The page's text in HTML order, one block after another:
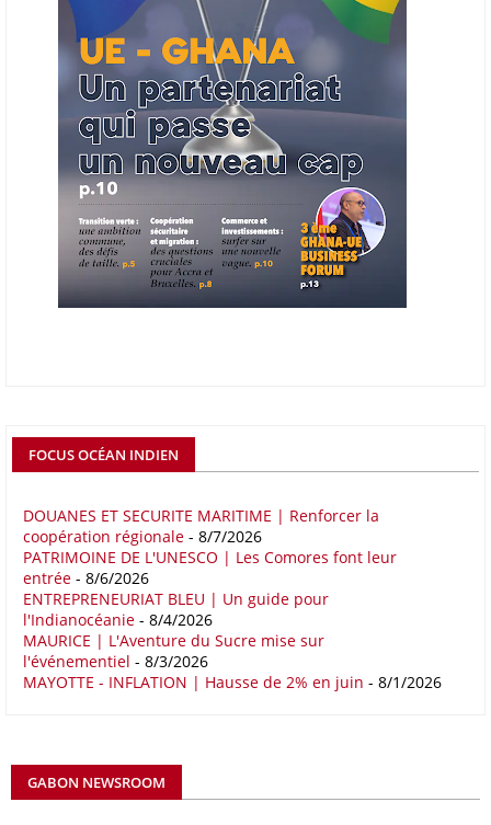
06/06/26 AFRICA FINANCE CORPORATION
Cette semaine, Africa Finance Corporation (AFC) a annoncé avoir
bouclé un prêt syndiqué de 2 milliards de dollars, la plus importante
levée de son histoire. Initialement calibrée à 1,6 milliard, l'opération a
été relevée de 400 millions face à l'afflux des souscriptions de
banques internationales. Plus du tiers des fonds proviennent
d'institutions financières asiatiques, à parts égales avec l'Europe.
L'Asie-Pacifique et l'Europe pèsent chacune 35 % du tour de table,
devant le Moyen-Orient (25 %) et l'Afrique (5 %), selon le communiqué
de l'institution panafricaine, qui compte 48 pays membres.
ECHANGES AFRIQUE - UE
détermine un rapport publié début mai 2026 par le cabinet de conseil
Boston Consulting Group (BCG). Intitulé « Strengthening the Africa-
rapport note que les relations entre l'Afrique et l'Europe trouvent leur
fondement dans la proximité géographique et des dynamiques socio-
économiques complémentaires.
16/05/26 COMMERCE CHINE - AFRIQUE
Le déficit commercial de l’Afrique avec la Chine s’est creusé de 48,27
% au cours des quatre premiers mois de 2026 comparativement à la
même période de 2025 pour s’établir à 36,8 milliards de dollars, en
avril, à 81,82 milliards de dollars. Durant la même période, les
importations chinoises en provenance du continent ont atteint 45,02
FOCUS OCÉAN INDIEN
DOUANES ET SECURITE MARITIME | Renforcer la
coopération régionale - 8/7/2026
PATRIMOINE DE L'UNESCO | Les Comores font leur
entrée - 8/6/2026
ENTREPRENEURIAT BLEU | Un guide pour
l'Indianocéanie - 8/4/2026
MAURICE | L'Aventure du Sucre mise sur
l'événementiel - 8/3/2026
MAYOTTE - INFLATION | Hausse de 2% en juin - 8/1/2026
GABON NEWSROOM